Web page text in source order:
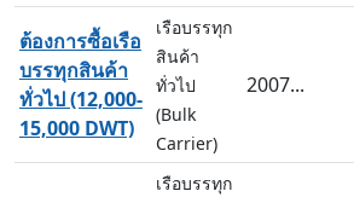
ต้องการซื้อเรือ
บรรทุกสินค้า
ทั่วไป (12,000-
15,000 DWT)
เรือบรรทุก
สินค้า
ทั่วไป
(Bulk
Carrier)
2007...
เรือบรรทุก